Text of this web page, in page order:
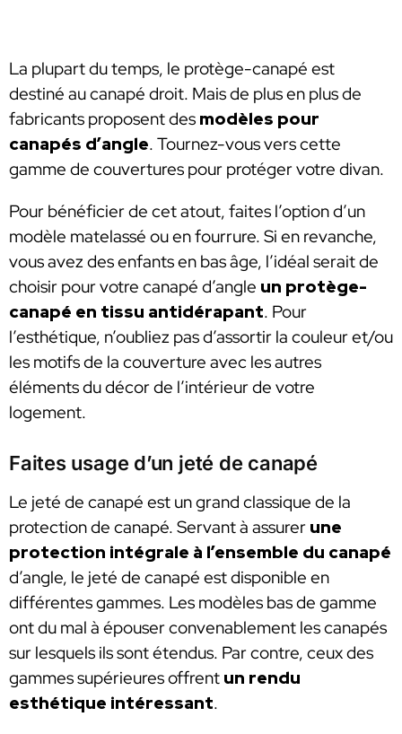
La plupart du temps, le protège-canapé est
destiné au canapé droit. Mais de plus en plus de
fabricants proposent des modèles pour
canapés d’angle. Tournez-vous vers cette
gamme de couvertures pour protéger votre divan.
Pour bénéficier de cet atout, faites l’option d’un
modèle matelassé ou en fourrure. Si en revanche,
vous avez des enfants en bas âge, l’idéal serait de
choisir pour votre canapé d’angle un protège-
canapé en tissu antidérapant. Pour
l’esthétique, n’oubliez pas d’assortir la couleur et/ou
les motifs de la couverture avec les autres
éléments du décor de l’intérieur de votre
logement.
Faites usage d’un jeté de canapé
Le jeté de canapé est un grand classique de la
protection de canapé. Servant à assurer une
protection intégrale à l’ensemble du canapé
d’angle, le jeté de canapé est disponible en
différentes gammes. Les modèles bas de gamme
ont du mal à épouser convenablement les canapés
sur lesquels ils sont étendus. Par contre, ceux des
gammes supérieures offrent un rendu
esthétique intéressant.